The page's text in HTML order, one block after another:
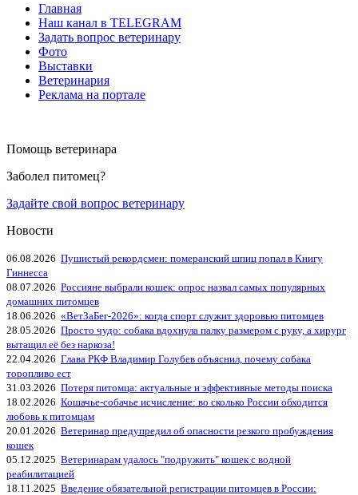
Главная
Наш канал в TELEGRAM
Задать вопрос ветеринару
Фото
Выставки
Ветеринария
Реклама на портале
Помощь ветеринара
Заболел питомец?
Задайте свой вопрос ветеринару
Новости
06.08.2026 Пушистый рекордсмен: померанский шпиц попал в Книгу
Гиннесса
08.07.2026 Россияне выбрали кошек: опрос назвал самых популярных
домашних питомцев
18.06.2026 «ВетЗаБег‑2026»: когда спорт служит здоровью питомцев
28.05.2026 Просто чудо: собака вдохнула палку размером с руку, а хирург
вытащил её без наркоза!
22.04.2026 Глава РКФ Владимир Голубев объяснил, почему собака
торопливо ест
31.03.2026 Потеря питомца: актуальные и эффективные методы поиска
18.02.2026 Кошачье-собачье исчисление: во сколько России обходится
любовь к питомцам
20.01.2026 Ветеринар предупредил об опасности резкого пробуждения
кошек
05.12.2025 Ветеринарам удалось "подружить" кошек с водной
реабилитацией
18.11.2025 Введение обязательной регистрации питомцев в России: